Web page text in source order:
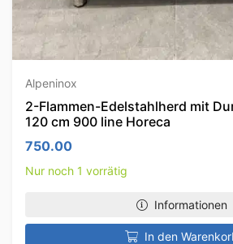
Alpeninox
2-Flammen-Edelstahlherd mit
120 cm 900 line Horeca
750.00
Nur noch 1 vorrätig
Informationen
In den